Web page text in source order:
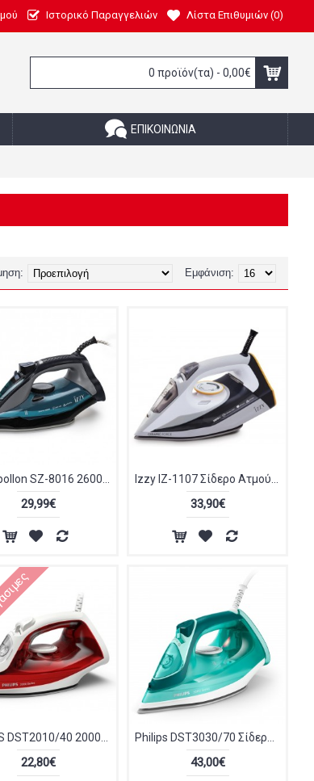
Ιστορικό Παραγγελιών Λίστα Επιθυμιών (0)
0 προϊόν(τα) - 0,00€
ΕΠΙΚΟΙΝΩΝΊΑ
Εμφάνιση:
29,99€ 33,90€
22,80€ 43,00€